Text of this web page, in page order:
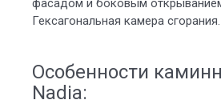
фасадом и боковым
Гексагональная камера сгорания.
Особенности
Nadia: